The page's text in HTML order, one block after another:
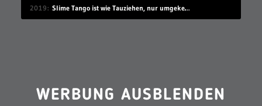
2019 Slime Tango ist wie Tauziehen, nur umgekehrt
WERBUNG AUSBLENDEN